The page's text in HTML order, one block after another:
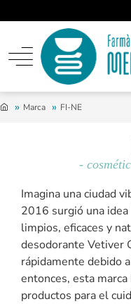
Marca FI-NE
-
Imagina una ciudad
2016 surgió una
limpios, eficaces y
desodorante Vetiver
rápidamente debido
entonces, esta
productos para el